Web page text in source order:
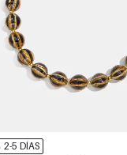
2-5 DÍAS